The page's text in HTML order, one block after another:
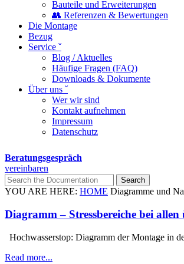
Bauteile und Erweiterungen
👥 Referenzen & Bewertungen
Die Montage
Bezug
Service ˇ
Blog / Aktuelles
Häufige Fragen (FAQ)
Downloads & Dokumente
Über uns ˇ
Wer wir sind
Kontakt aufnehmen
Impressum
Datenschutz
Beratungsgespräch
vereinbaren
YOU ARE HERE: HOME Diagramme und
Diagramm – Stressbereiche bei
Hochwasserstop: Diagramm der Montage in
Read more...